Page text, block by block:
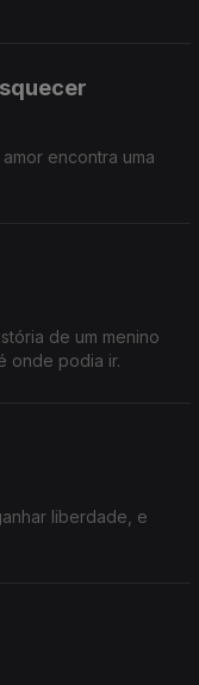
encontra uma
de um menino
onde podia ir.
liberdade, e